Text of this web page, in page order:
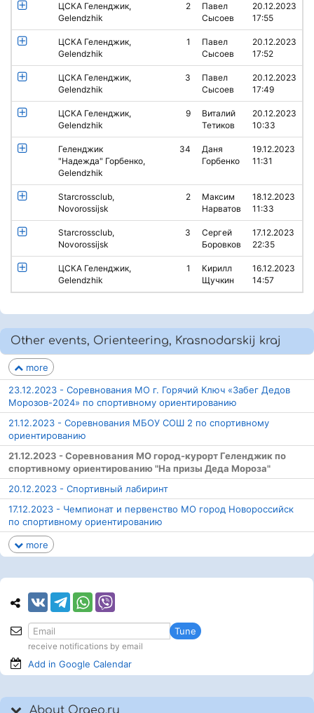
ЦСКА Геленджик,
Gelendzhik
2
Павел
Сысоев
20.12.2023
17:55
ЦСКА Геленджик,
Gelendzhik
1
Павел
Сысоев
20.12.2023
17:52
ЦСКА Геленджик,
Gelendzhik
3
Павел
Сысоев
20.12.2023
17:49
ЦСКА Геленджик,
Gelendzhik
9
Виталий
Тетиков
20.12.2023
10:33
Геленджик
"Надежда" Горбенко,
Gelendzhik
34
Даня
Горбенко
19.12.2023
11:31
Starcrossclub,
Novorossijsk
2
Максим
Нарватов
18.12.2023
11:33
Starcrossclub,
Novorossijsk
3
Сергей
Боровков
17.12.2023
22:35
ЦСКА Геленджик,
Gelendzhik
1
Кирилл
Щучкин
16.12.2023
14:57
Other events, Orienteering, Krasnodarskij kraj
more
23.12.2023 - Соревнования МО г. Горячий Ключ «Забег Дедов
Морозов-2024» по спортивному ориентированию
21.12.2023 - Соревнования МБОУ СОШ 2 по спортивному
ориентированию
21.12.2023 - Соревнования МО город-курорт Геленджик по
спортивному ориентированию "На призы Деда Мороза"
20.12.2023 - Спортивный лабиринт
17.12.2023 - Чемпионат и первенство МО город Новороссийск
по спортивному ориентированию
more
Tune
receive notifications by email
Add in Google Calendar
About Orgeo.ru